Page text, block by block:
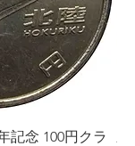
記念 100円クラ